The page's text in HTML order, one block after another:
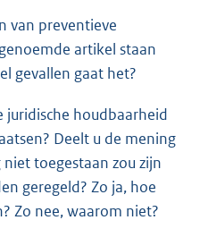
van preventieve
artikel staan
gevallen gaat het?
juridische houdbaarheid
Deelt u de mening
toegestaan zou zijn
geregeld? Zo ja, hoe
Zo nee, waarom niet?